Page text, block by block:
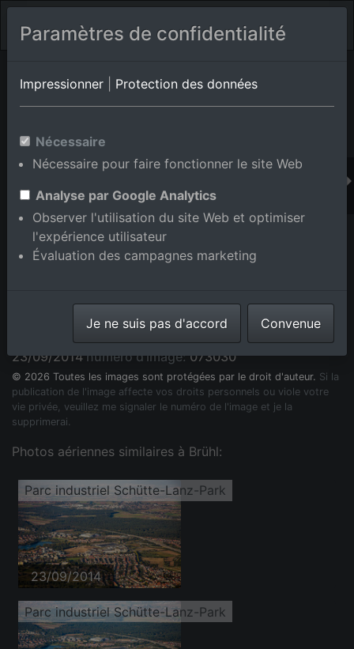
Album de lieux Brühl en Bade-Wurtemberg,Allemagne
Parc industriel Schütte-Lanz-Park à Brühl dans le
département Bade-Wurtemberg, Allemagneprise le
23/09/2014numéro d'image:073030
© 2026 Toutes les images sont protégées par le droit d'auteur. Si la
publication de l'image affecte vos droits personnels ou viole votre
vie privée, veuillez me signaler le numéro de l'image et je la
supprimerai.
Photos aériennes similaires à Brühl:
Parc industriel Schütte-Lanz-Park
23/09/2014
Parc industriel Schütte-Lanz-Park
Paramètres de confidentialité
Impressionner Protection des données
Nécessaire
Nécessaire pour faire fonctionner le site Web
Analyse par Google Analytics
Observer l'utilisation du site Web et optimiser
l'expérience utilisateur
Évaluation des campagnes marketing
Je ne suis pas d'accord Convenue